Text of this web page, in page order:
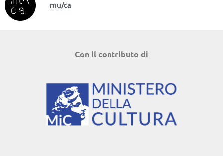
mu/ca
Con il contributo di